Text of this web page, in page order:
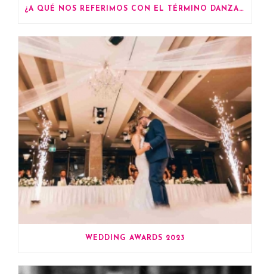
¿A QUÉ NOS REFERIMOS CON EL TÉRMINO DANZA CONTEMPORÁNEA?
WEDDING AWARDS 2023